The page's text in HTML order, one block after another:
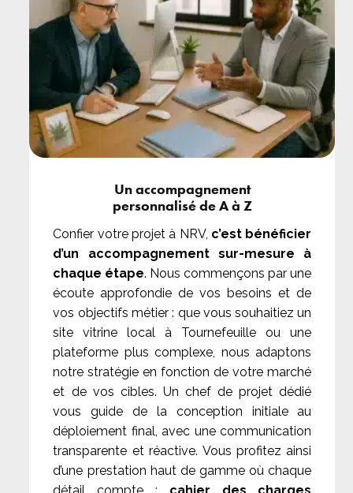
Un accompagnement
personnalisé de A à Z
Confier votre projet à NRV, c’est bénéficier
d’un accompagnement sur-mesure à
chaque étape. Nous commençons par une
écoute approfondie de vos besoins et de
vos objectifs métier : que vous souhaitiez un
site vitrine local à Tournefeuille ou une
plateforme plus complexe, nous adaptons
notre stratégie en fonction de votre marché
et de vos cibles. Un chef de projet dédié
vous guide de la conception initiale au
déploiement final, avec une communication
transparente et réactive. Vous profitez ainsi
d’une prestation haut de gamme où chaque